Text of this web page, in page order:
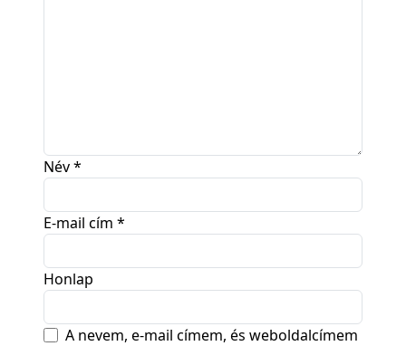
Név*
E-mail cím *
Honlap
A nevem, e-mail címem, és weboldalcímem